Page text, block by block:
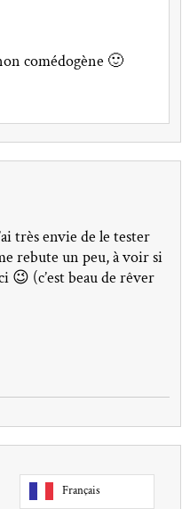
comédogène 🙂
très envie de le tester
rebute un peu, à voir si
😉 (c’est beau de rêver
Français